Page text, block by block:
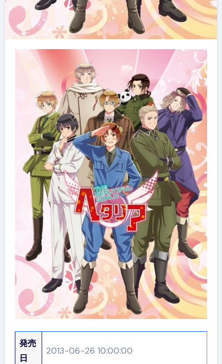
発売
日
2013-06-26 10:00:00